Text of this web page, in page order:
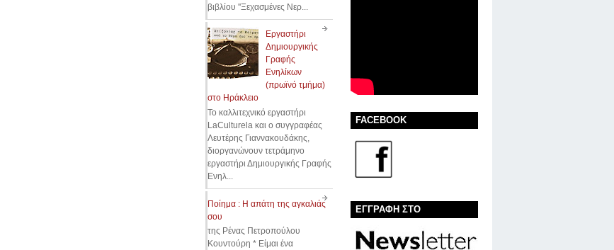
FACEBOOK
ΕΓΓΡΑΦΗ ΣΤΟ
βιβλίου ''Ξεχασμένες Νερ...
Εργαστήρι
Δημιουργικής
Γραφής
Ενηλίκων
(πρωϊνό τμήμα)
στο Ηράκλειο
Το καλλιτεχνικό εργαστήρι
LaCulturela και ο συγγραφέας
Λευτέρης Γιαννακουδάκης,
διοργανώνουν τετράμηνο
εργαστήρι Δημιουργικής Γραφής
Ενηλ...
Ποίημα : Η απάτη της αγκαλιάς
σου
της Ρένας Πετροπούλου
Κουντούρη * Είμαι ένα